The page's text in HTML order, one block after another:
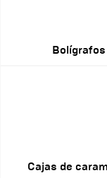
Bolígrafos
Cajas de